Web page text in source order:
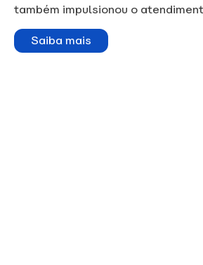
também impulsionou o
Saiba mais